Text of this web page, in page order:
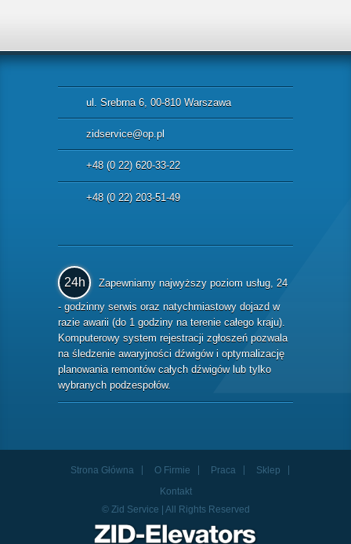
ul. Srebrna 6, 00-810 Warszawa
zidservice@op.pl
+48 (0 22) 620-33-22
+48 (0 22) 203-51-49
24h
Zapewniamy najwyższy poziom usług, 24
- godzinny serwis oraz natychmiastowy dojazd w
razie awarii (do 1 godziny na terenie całego kraju).
Komputerowy system rejestracji zgłoszeń pozwala
na śledzenie awaryjności dźwigów i optymalizację
planowania remontów całych dźwigów lub tylko
wybranych podzespołów.
Strona Główna O Firmie Praca
Sklep
Kontakt
© Zid Service | All Rights Reserved